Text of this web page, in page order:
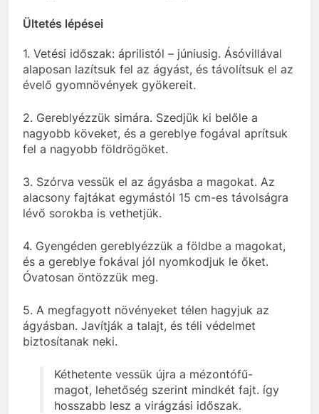
Ültetés lépései
1. Vetési időszak: áprilistól – júniusig. Ásóvillával
alaposan lazítsuk fel az ágyást, és távolítsuk el az
évelő gyomnövények gyökereit.
2. Gereblyézzük simára. Szedjük ki belőle a
nagyobb köveket, és a gereblye fogával aprítsuk
fel a nagyobb földrögöket.
3. Szórva vessük el az ágyásba a magokat. Az
alacsony fajtákat egymástól 15 cm-es távolságra
lévő sorokba is vethetjük.
4. Gyengéden gereblyézzük a földbe a magokat,
és a gereblye fokával jól nyomkodjuk le őket.
Óvatosan öntözzük meg.
5. A megfagyott növényeket télen hagyjuk az
ágyásban. Javítják a talajt, és téli védelmet
biztosítanak neki.
Kéthetente vessük újra a mézontófű-
magot, lehetőség szerint mindkét fajt. így
hosszabb lesz a virágzási időszak.